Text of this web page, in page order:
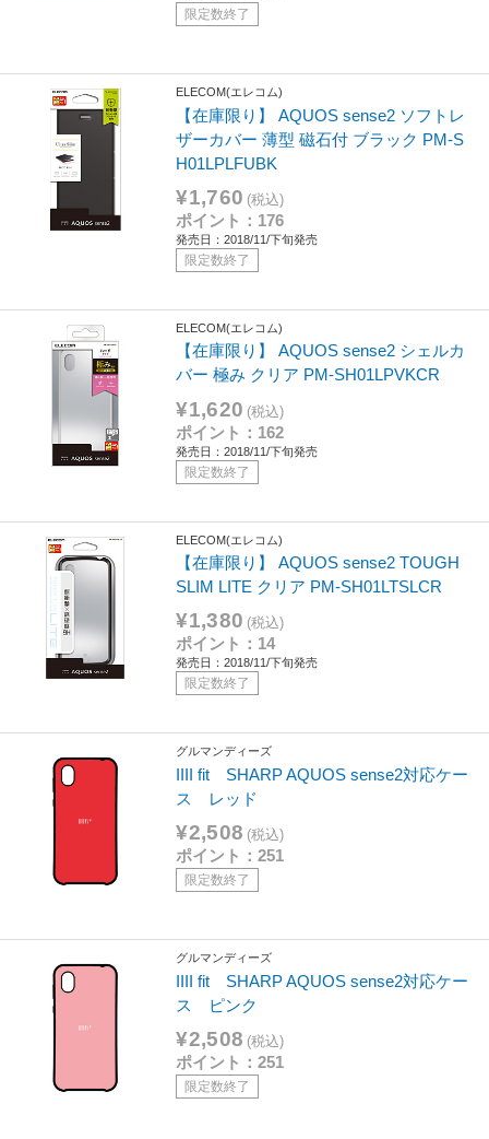
限定数終了
ELECOM(エレコム)
【在庫限り】 AQUOS sense2 ソフトレ
ザーカバー 薄型 磁石付 ブラック PM-S
H01LPLFUBK
¥1,760 (税込)
ポイント：176
発売日：2018/11/下旬発売
限定数終了
ELECOM(エレコム)
【在庫限り】 AQUOS sense2 シェルカ
バー 極み クリア PM-SH01LPVKCR
¥1,620 (税込)
ポイント：162
発売日：2018/11/下旬発売
限定数終了
ELECOM(エレコム)
【在庫限り】 AQUOS sense2 TOUGH
SLIM LITE クリア PM-SH01LTSLCR
¥1,380 (税込)
ポイント：14
発売日：2018/11/下旬発売
限定数終了
グルマンディーズ
IIII fit SHARP AQUOS sense2対応ケー
ス レッド
¥2,508 (税込)
ポイント：251
限定数終了
グルマンディーズ
IIII fit SHARP AQUOS sense2対応ケー
ス ピンク
¥2,508 (税込)
ポイント：251
限定数終了